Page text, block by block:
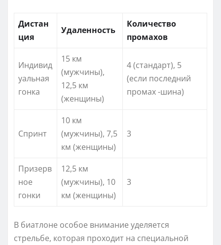
Дистан
ция
Удаленность
Количество
промахов
Индивид
уальная
гонка
15 км
(мужчины),
12,5 км
(женщины)
4 (стандарт), 5
(если последний
промах -шина)
Спринт
10 км
(мужчины), 7,5
км (женщины)
3
Призерв
ное
гонки
12,5 км
(мужчины), 10
км (женщины)
3
В биатлоне особое внимание уделяется
стрельбе, которая проходит на специальной